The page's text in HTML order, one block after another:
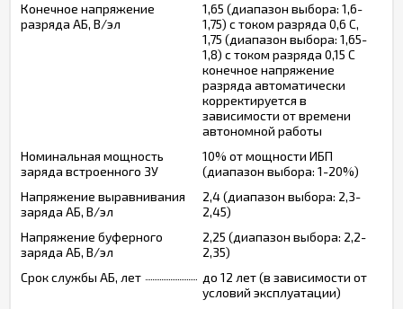
Конечное напряжение
разряда АБ, В/эл
1,65 (диапазон выбора: 1,6-
1,75) с током разряда 0,6 С,
1,75 (диапазон выбора: 1,65-
1,8) с током разряда 0,15 С
конечное напряжение
разряда автоматически
корректируется в
зависимости от времени
автономной работы
Номинальная мощность
заряда встроенного ЗУ
10% от мощности ИБП
(диапазон выбора: 1-20%)
Напряжение выравнивания
заряда АБ, В/эл
2,4 (диапазон выбора: 2,3-
2,45)
Напряжение буферного
заряда АБ, В/эл
2,25 (диапазон выбора: 2,2-
2,35)
Срок службы АБ, лет
до 12 лет (в зависимости от
условий эксплуатации)